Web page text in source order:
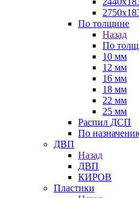
По толщине
Назад
По
10 мм
12 мм
16 мм
18 мм
22 мм
25 мм
Распил ДСП
По
ДВП
Назад
ДВП
КИРОВ
Пластики